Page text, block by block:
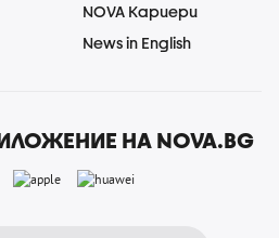
NOVA Кариери
News in English
НА NOVA.BG